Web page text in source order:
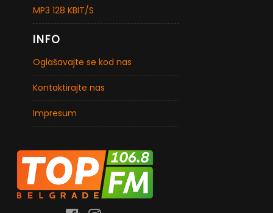
MP3 128 KBIT/S
INFO
Oglašavajte se kod nas
Kontaktirajte nas
Impresum